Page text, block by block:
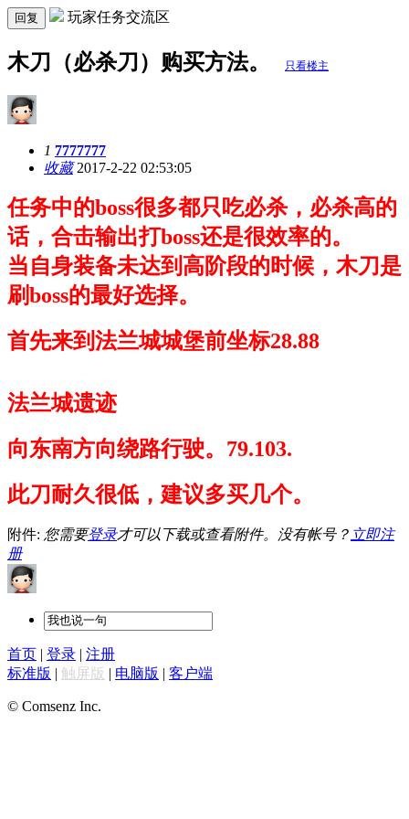
回复 玩家任务交流区
木刀（必杀刀）购买方法。 只看楼主
1 7777777
收藏2017-2-22 02:53:05
任务中的boss很多都只吃必杀，必杀高的
话，合击输出打boss还是很效率的。
当自身装备未达到高阶段的时候，木刀是
刷boss的最好选择。
首先来到法兰城城堡前坐标28.88
法兰城遗迹
向东南方向绕路行驶。79.103.
此刀耐久很低，建议多买几个。
附件: 您需要登录才可以下载或查看附件。没有帐号？ 立即注
册
首页 | 登录 | 注册
标准版 | 触屏版 | 电脑版 | 客户端
© Comsenz Inc.